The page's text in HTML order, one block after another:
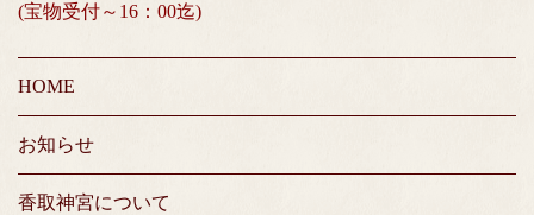
(宝物受付～16：00迄)
HOME
お知らせ
香取神宮について